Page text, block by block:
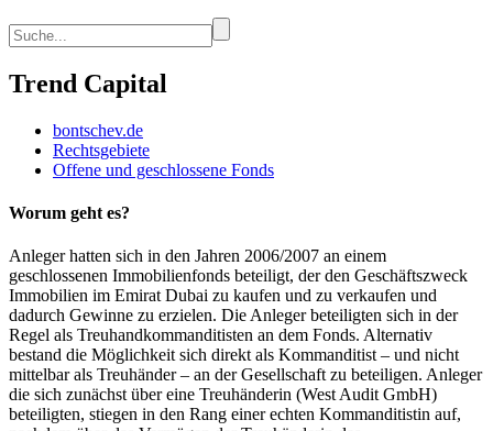
Trend Capital
bontschev.de
Rechtsgebiete
Offene und geschlossene Fonds
Worum geht es?
Anleger hatten sich in den Jahren 2006/2007 an einem
geschlossenen Immobilienfonds beteiligt, der den Geschäftszweck
Immobilien im Emirat Dubai zu kaufen und zu verkaufen und
dadurch Gewinne zu erzielen. Die Anleger beteiligten sich in der
Regel als Treuhandkommanditisten an dem Fonds. Alternativ
bestand die Möglichkeit sich direkt als Kommanditist – und nicht
mittelbar als Treuhänder – an der Gesellschaft zu beteiligen. Anleger
die sich zunächst über eine Treuhänderin (West Audit GmbH)
beteiligten, stiegen in den Rang einer echten Kommanditistin auf,